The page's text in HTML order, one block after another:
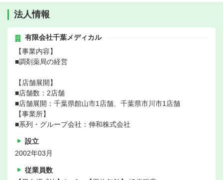
法人情報
有限会社千葉メディカル
【事業内容】
■調剤薬局の経営
【店舗展開】
■店舗数：2店舗
■店舗展開：千葉県館山市1店舗、千葉県市川市1店舗
【事業所】
■系列・グループ会社：伸和株式会社
設立
2002年03月
従業員数